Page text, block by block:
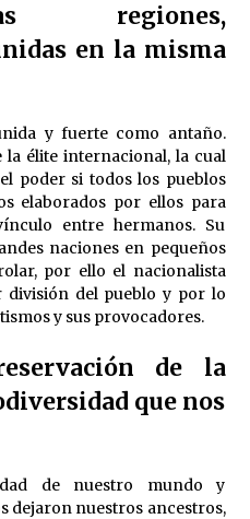
regiones,
en la misma
y fuerte como antaño.
la élite internacional, la cual
poder si todos los pueblos
elaborados por ellos para
entre hermanos. Su
naciones en pequeños
por ello el nacionalista
división del pueblo y por lo
y sus provocadores.
de la
que nos
de nuestro mundo y
dejaron nuestros ancestros,